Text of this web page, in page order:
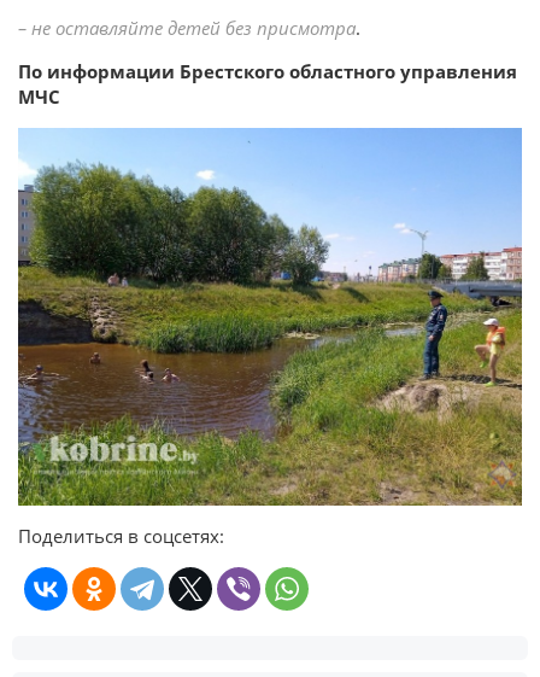
– не оставляйте детей без присмотра.
По информации Брестского областного управления
МЧС
Поделиться в соцсетях: